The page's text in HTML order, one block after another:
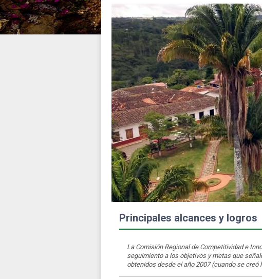
Principales alcances y logros
La Comisión Regional de Competitividad e
seguimiento a los objetivos y metas que
obtenidos desde el año 2007 (cuando se creó